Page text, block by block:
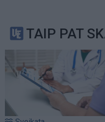
TAIP PAT